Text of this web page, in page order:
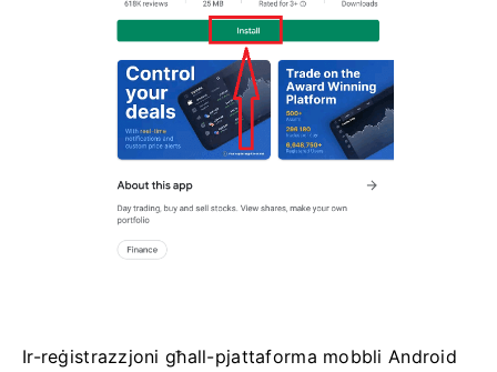
Ir-reġistrazzjoni għall-pjattaforma mobbli Android